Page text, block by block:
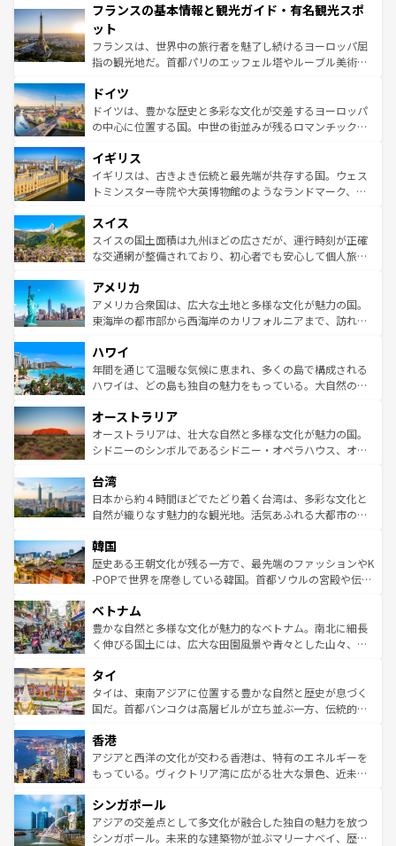
ませてくれるイタリアで、忘れられない旅をしてみよう！
なお、新着のイタリア情報は
しい。
文化が根付くこの国では、情熱的なフラメンコ、熱気あふ
れる闘牛、そして美味しいタパスが生活の一部となってい
る。首都マドリードの洗練された雰囲気や、バルセロナの
アートに溢れた街角から、地方では古代ローマ遺跡や中世
せる。地方によって風土や気候が異なるスペインはその個
性で訪れる人を魅了する。 なお、新着のスペイン情報は コ
ンテンツ一覧を参照してほしい。
フランスの基本情報と観光ガイド・有名観光スポ
ット
フランスは、世界中の旅行者を魅了し続けるヨーロッパ屈
指の観光地だ。首都パリのエッフェル塔やルーブル美術館
で、幅広い魅力が詰まっている。華麗な宮殿、歴史的な大
聖堂、美しいビーチ、そして豊かな自然が、訪れる者を心
から魅了する。また、フランスは美食の国としても知ら
いる。シャンパンの発祥地であるランス、プロヴァンスの
香り高いラベンダー畑など、多彩な楽しみ方が可能だ。さ
らに、パリ以外の地域にも魅力が溢れており、どの街角に
れる地方に足を運ぶとそれぞれで全く異なる文化を体験で
きるだろう。 なお、新着のフランス情報はコンテンツ一覧
を参照してほしい。
ドイツ
ドイツは、豊かな歴史と多彩な文化が交差するヨーロッパ
の中心に位置する国。中世の街並みが残るロマンチック街
顔を持つこの国は、どこを歩いても飽きることがない。ベ
ルリンの文化的活気、バイエルン州のアルプスの絶景、そ
してライン川沿いのワイン畑といった風景は必見。ビール
は、お酒好きな人にはぜひ体験してほしい。 なお、新着の
ドイツ情報はコンテンツ一覧を参照してほしい。
イギリス
イギリスは、古きよき伝統と最先端が共存する国。ウェス
トミンスター寺院や大英博物館のようなランドマーク、歴
リアごとに異なる魅力がある。また、優雅なアフタヌーン
ティー、ビール好きにはたまらない英国パブ、サッカー観
戦など、本場だからこそできる体験も豊富。イギリスを旅
ンツ一覧を参照してほしい。
スイス
スイスの国土面積は九州ほどの広さだが、運行時刻が正確
な交通網が整備されており、初心者でも安心して個人旅行
の建物がそのまま残る町や、スイスならではのユニークな
博物館もあり、アルプス観光だけでなく町歩きも満喫する
ことができる。国民の所得が高いため物価も高いが、旅行
ば市内交通費無料で観光を楽しむこともできる。 なお、新
着のスイス情報はコンテンツ一覧 を参照してほしい。
アメリカ
アメリカ合衆国は、広大な土地と多様な文化が魅力の国。
東海岸の都市部から西海岸のカリフォルニアまで、訪れる
のような巨大都市は、観光、ショッピング、エンターテイ
ンメントが詰まった刺激的なスポットだ。一方、アメリカ
西部には大自然が広がり、グランドキャニオンやイエロー
部のニューオーリンズでは、音楽と美食が融合した独特の
文化が魅力。旅行者はアメリカの各地域で異なる魅力を楽
しみながら、その多様性と豊かな歴史を感じることができ
ならではの贅沢な旅のスタイルだ。 なお、新着のアメリカ
情報はコンテンツ一覧を参照してほしい。
ハワイ
年間を通じて温暖な気候に恵まれ、多くの島で構成される
ハワイは、どの島も独自の魅力をもっている。大自然の神
ワイ島は見逃せない。また、定番の観光地といえばオアフ
島だが、静かな自然を求めるならマウイ島やカウアイ島が
おすすめ。エメラルドグリーンに輝く海をはじめ、豊かな
れるおもてなしの心で訪れる人々を迎えてくれるハワイの
人々、おいしいローカルフードやハワイアンミュージッ
ク、伝統的なフラダンスなど、すべてがハワイの魅力を彩
ワイを、存分に味わってほしい。 なお、新着のハワイ情報
はコンテンツ一覧を参照してほしい。
オーストラリア
オーストラリアは、壮大な自然と多様な文化が魅力の国。
シドニーのシンボルであるシドニー・オペラハウス、オー
リアリーフや大陸中央部にそびえるウルル（エアーズロッ
ク）、タスマニアの美しい原生林やケアンズの熱帯雨林な
ど、見どころがたくさん。また、カフェやワイン、オージ
いる。アクティビティも充実しており、サーフィンやダイ
ビング、ハイキングなど、アウトドア好きにはたまらな
い。オーストラリアの多彩な魅力を存分に味わいつくそ
参照してほしい。
台湾
日本から約４時間ほどでたどり着く台湾は、多彩な文化と
自然が織りなす魅力的な観光地。活気あふれる大都市の台
ン）、静ひつな山岳地帯である台湾東部など、都市の喧騒
と山間の静けさが共存しており、訪れる人に新しい発見と
驚きをもたらしてくれる。また、奥深い台湾の食文化も魅
容にもいいと評判のスイーツなど、バラエティ豊かな料理
が味わえる。 なお、新着の台湾情報は コンテンツ一覧を参
照してほしい。
韓国
歴史ある王朝文化が残る一方で、最先端のファッションやK
-POPで世界を席巻している韓国。首都ソウルの宮殿や伝統
き、地方に足を延ばせば四季折々の自然美を楽しむことが
できる。そして、キムチや焼肉、絶品のストリートフード
まで、さまざまな韓国料理が待っている。夜には、韓国な
リティに包まれながら、韓国の多彩な魅力を心ゆくまで味
わってみてほしい。 なお、新着の韓国情報はコンテンツ一
覧を参照してほしい。
ベトナム
豊かな自然と多様な文化が魅力的なベトナム。南北に細長
く伸びる国土には、広大な田園風景や青々とした山々、世
急速な発展と共に伝統が息づく。ハノイの古い町並みやホ
ーチミン市のフランス統治時代の建物も、独特の雰囲気を
醸し出している。また、バラエティの豊かさとおいしさで
とつ。フォーやバインミー、ベトナムコーヒーなどは、ぜ
ひ現地で味わいたい。どの地域を訪れてもあたたかい人々
が旅行者を迎えてくれるので、きっと忘れられない旅にな
参照してほしい。
タイ
タイは、東南アジアに位置する豊かな自然と歴史が息づく
国だ。首都バンコクは高層ビルが立ち並ぶ一方、伝統的な
の活気が交差している。北部ではチェンマイなどの山岳地
帯で自然と触れ合い、南部ではプーケットやクラビの美し
いビーチでリゾート気分を楽しむことができる。タイ料理
激する。気候は一年中温暖で、どの季節にも異なる楽しみ
が待っている。親しみやすいタイの人々、仏教を中心とし
た文化、そして多様な観光資源が、訪れる旅人を魅了し続
香港
アジアと西洋の文化が交わる香港は、特有のエネルギーを
もっている。ヴィクトリア湾に広がる壮大な景色、近未来
み、どこを訪れても感動するはず。観光スポットが密集し
ており、効率よく見どころを回れるのも魅力。息をのむよ
うな絶景から文化的な体験まで、香港を存分に楽しみ尽く
シンガポール
アジアの交差点として多文化が融合した独自の魅力を放つ
シンガポール。未来的な建築物が並ぶマリーナベイ、歴史